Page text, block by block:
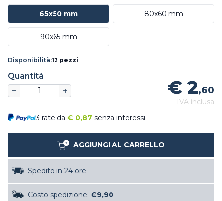
65x50 mm 80x60 mm
90x65 mm
Disponibilità:12 pezzi
Quantità
€ 2,60
IVA inclusa
3 rate da € 0,87 senza interessi
AGGIUNGI AL CARRELLO
Spedito in 24 ore
Costo spedizione: €9,90